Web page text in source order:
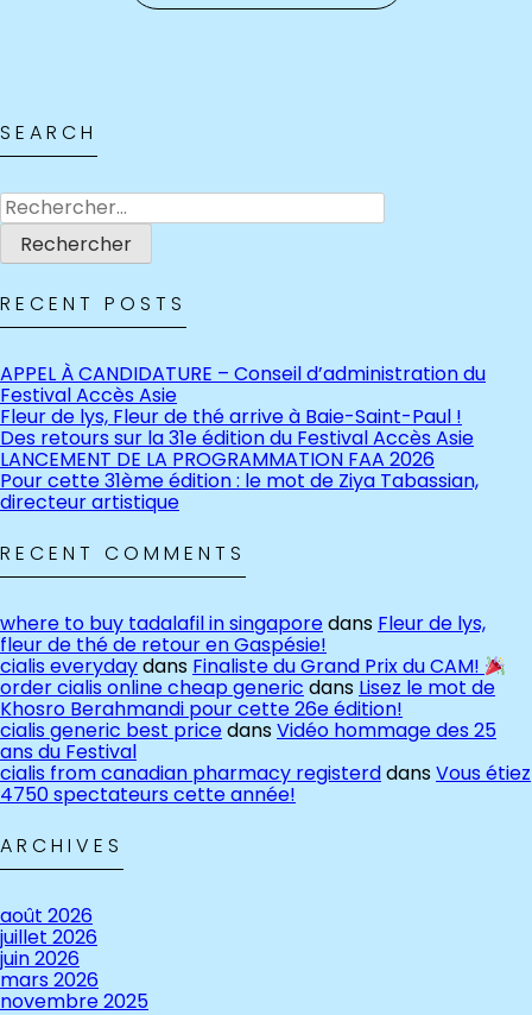
SEARCH
Rechercher :
RECENT POSTS
APPEL À CANDIDATURE – Conseil d’administration du
Festival Accès Asie
Fleur de lys, Fleur de thé arrive à Baie-Saint-Paul !
Des retours sur la 31e édition du Festival Accès Asie
LANCEMENT DE LA PROGRAMMATION FAA 2026
Pour cette 31ème édition : le mot de Ziya Tabassian,
directeur artistique
RECENT COMMENTS
where to buy tadalafil in singaporedans Fleur de lys,
fleur de thé de retour en Gaspésie!
cialis everydaydans Finaliste du Grand Prix du CAM!
order cialis online cheap generic dans Lisez le mot de
Khosro Berahmandi pour cette 26e édition!
cialis generic best pricedansVidéo hommage des 25
ans du Festival
cialis from canadian pharmacy registerddansVous étiez
4750 spectateurs cette année!
ARCHIVES
août 2026
juillet 2026
juin 2026
mars 2026
novembre 2025